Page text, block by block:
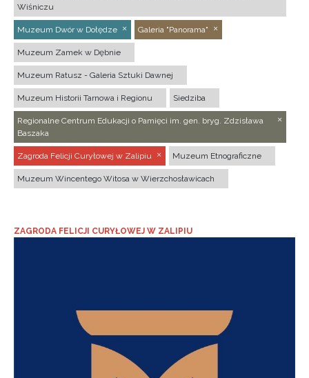
Wiśniczu
Muzeum Dwór w Dołędze Galeria "Panorama"
Muzeum Zamek w Dębnie
Muzeum Ratusz - Galeria Sztuki Dawnej
Muzeum Historii Tarnowa i Regionu Siedziba
Regionalne Centrum Edukacji o Pamięci im. gen. bryg. Zdzisława
Baszaka
Zagroda Felicji Curyłowej w Zalipiu Muzeum Etnograficzne
Muzeum Wincentego Witosa w Wierzchosławicach
ZAGRODA FELICJI CURYŁOWEJ W ZALIPIU